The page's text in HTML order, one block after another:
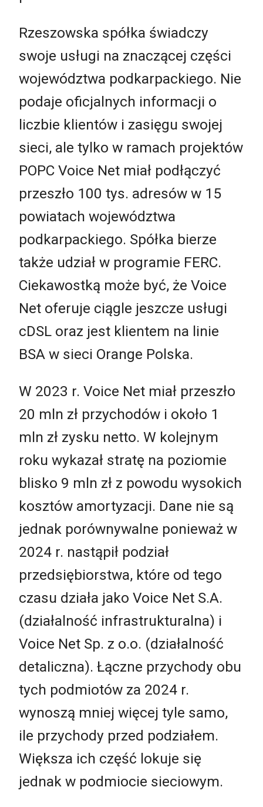
Rzeszowska spółka świadczy
swoje usługi na znaczącej części
województwa podkarpackiego. Nie
podaje oficjalnych informacji o
liczbie klientów i zasięgu swojej
sieci, ale tylko w ramach projektów
POPC Voice Net miał podłączyć
przeszło 100 tys. adresów w 15
powiatach województwa
podkarpackiego. Spółka bierze
także udział w programie FERC.
Ciekawostką może być, że Voice
Net oferuje ciągle jeszcze usługi
cDSL oraz jest klientem na linie
BSA w sieci Orange Polska.
W 2023 r. Voice Net miał przeszło
20 mln zł przychodów i około 1
mln zł zysku netto. W kolejnym
roku wykazał stratę na poziomie
blisko 9 mln zł z powodu wysokich
kosztów amortyzacji. Dane nie są
jednak porównywalne ponieważ w
2024 r. nastąpił podział
przedsiębiorstwa, które od tego
czasu działa jako Voice Net S.A.
(działalność infrastrukturalna) i
Voice Net Sp. z o.o. (działalność
detaliczna). Łączne przychody obu
tych podmiotów za 2024 r.
wynoszą mniej więcej tyle samo,
ile przychody przed podziałem.
Większa ich część lokuje się
jednak w podmiocie sieciowym.